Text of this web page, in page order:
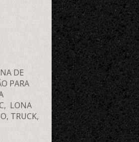
DE
PARA
LONA
TRUCK,